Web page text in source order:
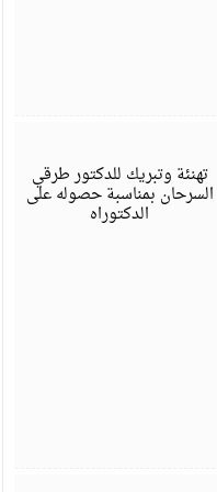
تهنئة وتبريك للدكتور طرقي
السرحان بمناسبة حصوله على
الدكتوراه